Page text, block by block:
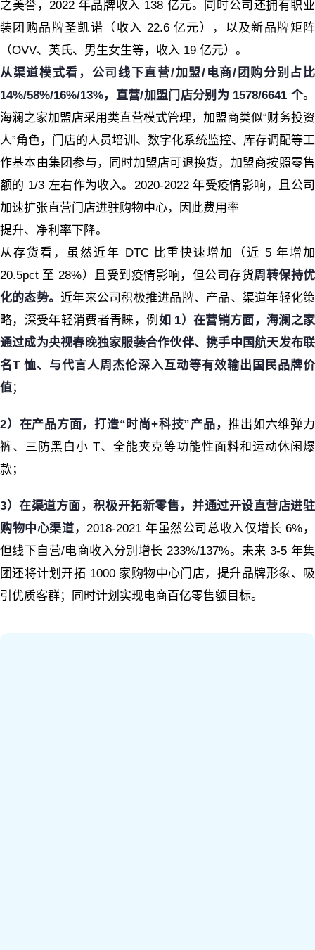
之美誉，2022 年品牌收入 138 亿元。同时公司还拥有职业
装团购品牌圣凯诺（收入 22.6 亿元），以及新品牌矩阵
（OVV、英氏、男生女生等，收入 19 亿元）。
从渠道模式看，公司线下直营/加盟/电商/团购分别占比
14%/58%/16%/13%，直营/加盟门店分别为 1578/6641 个。
海澜之家加盟店采用类直营模式管理，加盟商类似“财务投资
人”角色，门店的人员培训、数字化系统监控、库存调配等工
作基本由集团参与，同时加盟店可退换货，加盟商按照零售
额的 1/3 左右作为收入。2020-2022 年受疫情影响，且公司
加速扩张直营门店进驻购物中心，因此费用率
提升、净利率下降。
从存货看，虽然近年 DTC 比重快速增加（近 5 年增加
20.5pct 至 28%）且受到疫情影响，但公司存货周转保持优
化的态势。近年来公司积极推进品牌、产品、渠道年轻化策
略，深受年轻消费者青睐，例 如 1）在营销方面，海澜之家
通过成为央视春晚独家服装合作伙伴、携手中国航天发布联
名T 恤、与代言人周杰伦深入互动等有效输出国民品牌价
值；
2）在产品方面，打造“时尚+科技”产品，推出如六维弹力
裤、三防黑白小 T、全能夹克等功能性面料和运动休闲爆
款；
3）在渠道方面，积极开拓新零售，并通过开设直营店进驻
购物中心渠道 ，2018-2021 年虽然公司总收入仅增长 6%，
但线下自营/电商收入分别增长 233%/137%。未来 3-5 年集
团还将计划开拓 1000 家购物中心门店，提升品牌形象、吸
引优质客群；同时计划实现电商百亿零售额目标。